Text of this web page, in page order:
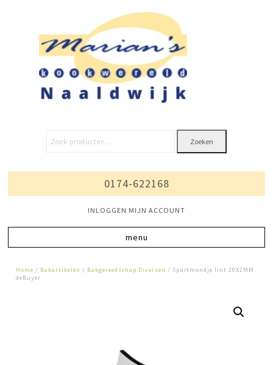
Zoeken
0174-622168
INLOGGEN MIJN ACCOUNT
Home / Bakartikelen / Bakgereedschap Diversen / Spuitmondje lint 20X2MM
deBuyer